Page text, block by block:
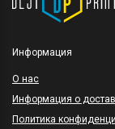
Информация
O нас
Информация о
Политика